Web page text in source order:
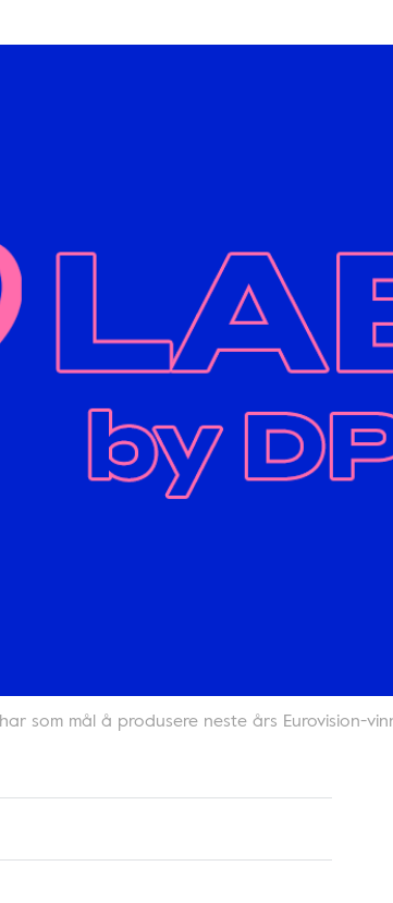
som mål å produsere neste års Eurovision-